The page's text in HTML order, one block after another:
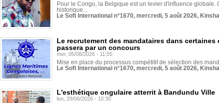
Pour le Congo, la Belgique est un levier d'influence globale.
historique...
Le Soft International n°1670, mercredi, 5 août 2026,
Le recrutement des mandataires dans
passera par un concours
mer, 05/08/2026 - 11:55
Mise en place du processus compétitif de sélection des
Le Soft International n°1670, mercredi, 5 août 2026,
L'esthétique ongulaire atterrit à Bandundu Ville
lun, 29/06/2026 - 10:30